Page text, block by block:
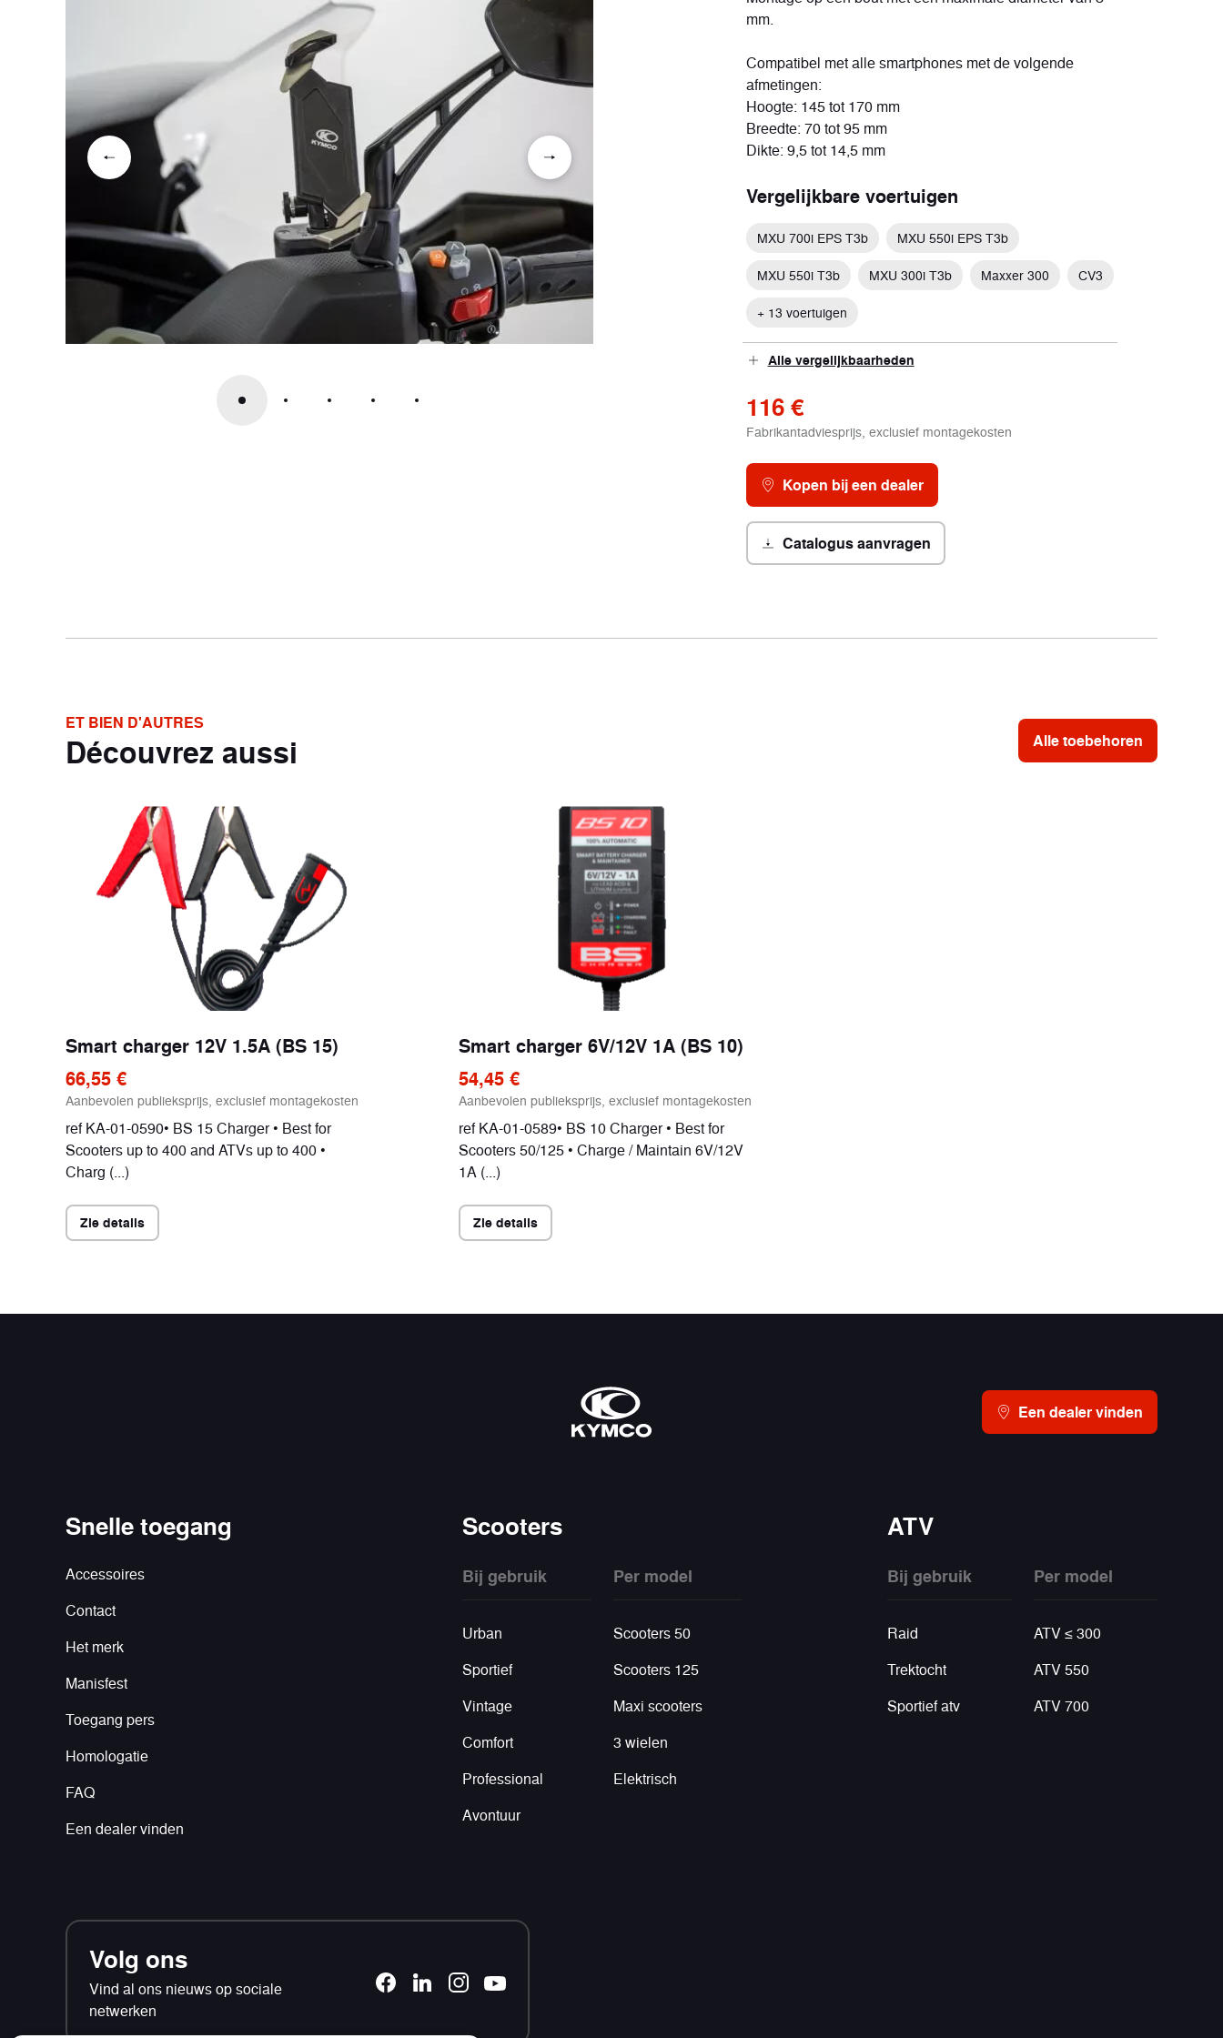
Vintage
2 voertuigen
Comfort
10 voertuigen
mm.
Compatibel met alle smartphones met de volgende
afmetingen:
Hoogte: 145 tot 170 mm
Breedte: 70 tot 95 mm
Dikte: 9,5 tot 14,5 mm
Vergelijkbare voertuigen
MXU 700i EPS T3b MXU 550i EPS T3b
MXU 550i T3b MXU 300i T3b Maxxer 300 CV3
+ 13 voertuigen
Alle vergelijkbaarheden
116 €
Fabrikantadviesprijs, exclusief montagekosten
Kopen bij een dealer
Catalogus aanvragen
ET BIEN D'AUTRES
Découvrez aussi Alle toebehoren
Smart charger 12V 1.5A (BS 15)
66,55 €
Aanbevolen publieksprijs, exclusief montagekosten
ref KA-01-0590• BS 15 Charger • Best for
Scooters up to 400 and ATVs up to 400 •
Charg (...)
Zie details
Smart charger 6V/12V 1A (BS 10)
54,45 €
Aanbevolen publieksprijs, exclusief montagekosten
ref KA-01-0589• BS 10 Charger • Best for
Scooters 50/125 • Charge / Maintain 6V/12V
1A (...)
Zie details
Een dealer vinden
Snelle toegang
Accessoires
Contact
Het merk
Manisfest
Toegang pers
Homologatie
FAQ
Een dealer vinden
Scooters
Bij gebruik
Urban
Sportief
Vintage
Comfort
Professional
Avontuur
Per model
Scooters 50
Scooters 125
Maxi scooters
3 wielen
Elektrisch
ATV
Bij gebruik
Raid
Trektocht
Sportief atv
Per model
ATV ≤ 300
ATV 550
ATV 700
Volg ons
Vind al ons nieuws op sociale
netwerken